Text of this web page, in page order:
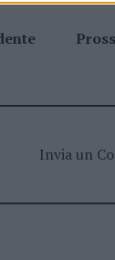
Invia un